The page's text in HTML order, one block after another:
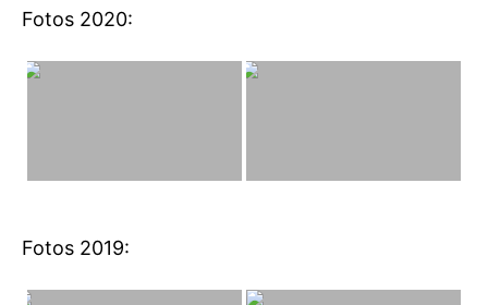
Fotos 2020:
Fotos 2019: